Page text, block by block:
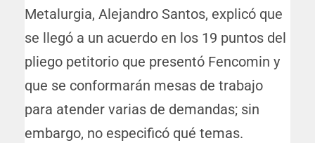
Metalurgia, Alejandro Santos, explicó que
se llegó a un acuerdo en los 19 puntos del
pliego petitorio que presentó Fencomin y
que se conformarán mesas de trabajo
para atender varias de demandas; sin
embargo, no especificó qué temas.